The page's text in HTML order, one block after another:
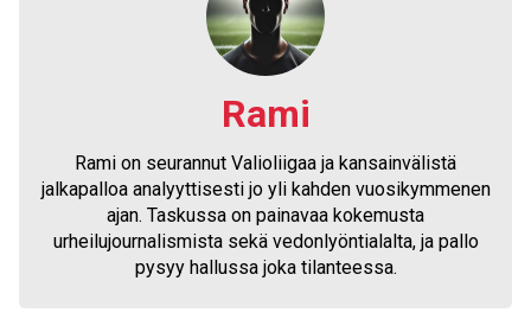
Rami
Rami on seurannut Valioliigaa ja kansainvälistä
jalkapalloa analyyttisesti jo yli kahden vuosikymmenen
ajan. Taskussa on painavaa kokemusta
urheilujournalismista sekä vedonlyöntialalta, ja pallo
pysyy hallussa joka tilanteessa.